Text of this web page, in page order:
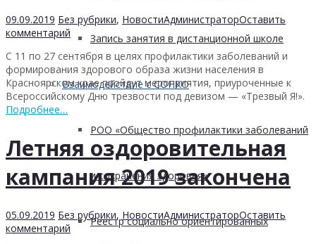
Запись занятия в дистанционной школе
Взаимодействие с СОНКО
РОО «Общество профилактики заболеваний
и сохранения здоровья»
Реестр социально ориентированных
09.09.2019 Без рубрики, НовостиАдминистраторОставить
комментарий
С 11 по 27 сентября в целях профилактики заболеваний и
формирования здорового образа жизни населения в
Красноярском крае пройдут мероприятия, приуроченные к
Всероссийскому Дню трезвости под девизом — «Трезвый Я!».
Подробнее…
Летняя оздоровительная
кампания 2019 закончена
05.09.2019 Без рубрики, НовостиАдминистраторОставить
комментарий